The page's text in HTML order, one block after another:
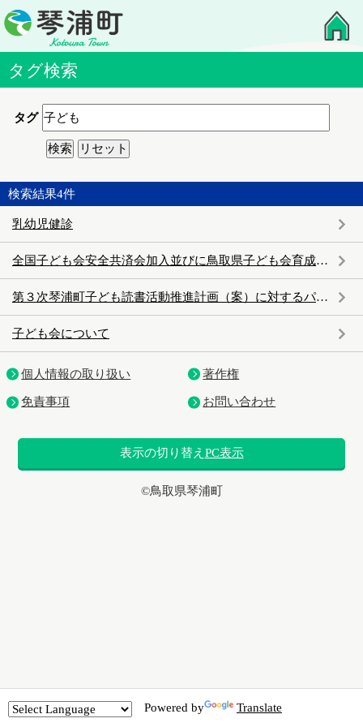
タグ検索
タグ
検索結果4件
乳幼児健診
全国子ども会安全共済会加入並びに鳥取県子ども会育成連絡協議会加入について
第３次琴浦町子ども読書活動推進計画（案）に対するパブリックコメントの実施について
子ども会について
個人情報の取り扱い 著作権
免責事項 お問い合わせ
表示の切り替え PC表示
Powered by Translate
©鳥取県琴浦町